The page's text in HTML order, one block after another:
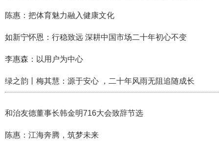
陈惠：把体育魅力融入健康文化
如新宁怀恩：行稳致远 深耕中国市场二十年初心不变
李惠森：以用户为中心
绿之韵丨梅其慧：源于安心 ，二十年风雨无阻追随成长
和治友德董事长韩金明716大会致辞节选
陈惠：江海奔腾，筑梦未来